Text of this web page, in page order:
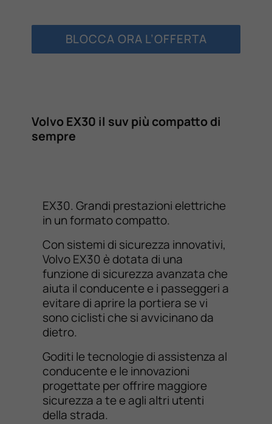
BLOCCA ORA L’OFFERTA
Volvo EX30 il suv più compatto di
sempre
EX30. Grandi prestazioni elettriche
in un formato compatto.
Con sistemi di sicurezza innovativi,
Volvo EX30 è dotata di una
funzione di sicurezza avanzata che
aiuta il conducente e i passeggeri a
evitare di aprire la portiera se vi
sono ciclisti che si avvicinano da
dietro.
Goditi le tecnologie di assistenza al
conducente e le innovazioni
progettate per offrire maggiore
sicurezza a te e agli altri utenti
della strada.